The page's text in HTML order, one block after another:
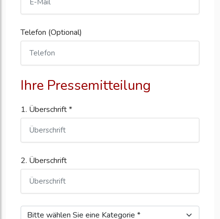
Telefon (Optional)
Ihre Pressemitteilung
1. Überschrift *
2. Überschrift